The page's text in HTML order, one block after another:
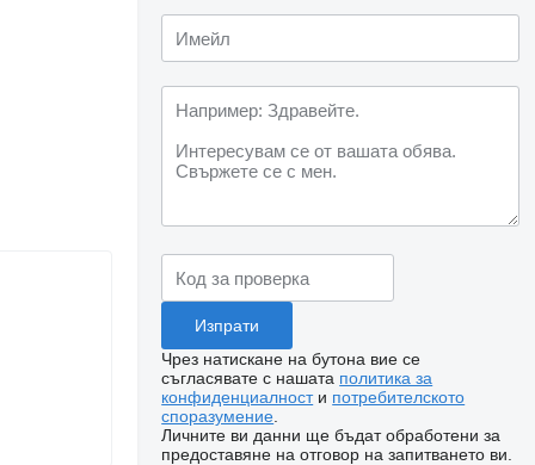
Чрез натискане на бутона вие се
съгласявате с нашата политика за
конфиденциалности потребителското
споразумение
Личните ви данни ще бъдат обработени за
предоставяне на отговор на запитването ви.